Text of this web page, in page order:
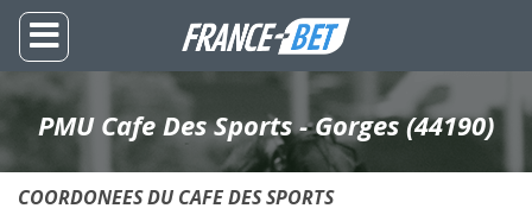
PMU Cafe Des Sports - Gorges (44190)
COORDONEES DU CAFE DES SPORTS